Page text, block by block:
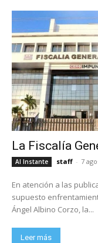
La Fiscalía
Al Instante staff - 7
En atención a las
supuesto
Ángel Albino Corzo, la...
Leer más